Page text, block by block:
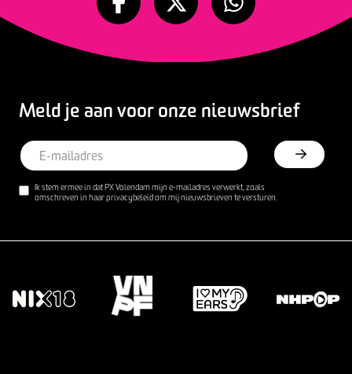
Meld je aan voor onze nieuwsbrief
Ik stem ermee in dat PX Volendam mijn e-mailadres verwerkt, zoals
omschreven in haar privacybeleid om mij nieuwsbrieven te versturen.